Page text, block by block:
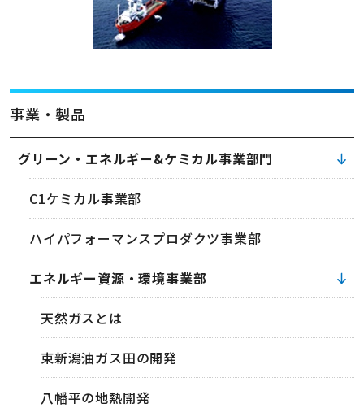
事業・製品
グリーン・エネルギー&ケミカル事業部門
C1ケミカル事業部
ハイパフォーマンスプロダクツ事業部
エネルギー資源・環境事業部
天然ガスとは
東新潟油ガス田の開発
八幡平の地熱開発